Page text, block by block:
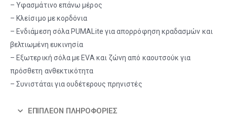
– Υφασμάτινο επάνω μέρος
– Κλείσιμο με κορδόνια
– Ενδιάμεση σόλα PUMALite για απορρόφηση κραδασμών και
βελτιωμένη ευκινησία
– Εξωτερική σόλα με EVA και ζώνη από καουτσούκ για
πρόσθετη ανθεκτικότητα
– Συνιστάται για ουδέτερους πρηνιστές
ΕΠΙΠΛΈΟΝ ΠΛΗΡΟΦΟΡΊΕΣ